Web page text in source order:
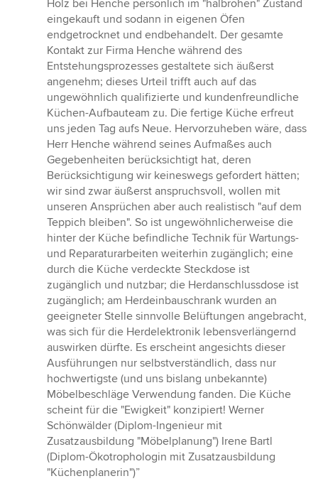
Holz bei Henche persönlich im "halbrohen" Zustand
eingekauft und sodann in eigenen Öfen
endgetrocknet und endbehandelt. Der gesamte
Kontakt zur Firma Henche während des
Entstehungsprozesses gestaltete sich äußerst
angenehm; dieses Urteil trifft auch auf das
ungewöhnlich qualifizierte und kundenfreundliche
Küchen-Aufbauteam zu. Die fertige Küche erfreut
uns jeden Tag aufs Neue. Hervorzuheben wäre, dass
Herr Henche während seines Aufmaßes auch
Gegebenheiten berücksichtigt hat, deren
Berücksichtigung wir keineswegs gefordert hätten;
wir sind zwar äußerst anspruchsvoll, wollen mit
unseren Ansprüchen aber auch realistisch "auf dem
Teppich bleiben". So ist ungewöhnlicherweise die
hinter der Küche befindliche Technik für Wartungs-
und Reparaturarbeiten weiterhin zugänglich; eine
durch die Küche verdeckte Steckdose ist
zugänglich und nutzbar; die Herdanschlussdose ist
zugänglich; am Herdeinbauschrank wurden an
geeigneter Stelle sinnvolle Belüftungen angebracht,
was sich für die Herdelektronik lebensverlängernd
auswirken dürfte. Es erscheint angesichts dieser
Ausführungen nur selbstverständlich, dass nur
hochwertigste (und uns bislang unbekannte)
Möbelbeschläge Verwendung fanden. Die Küche
scheint für die "Ewigkeit" konzipiert! Werner
Schönwälder (Diplom-Ingenieur mit
Zusatzausbildung "Möbelplanung") Irene Bartl
(Diplom-Ökotrophologin mit Zusatzausbildung
"Küchenplanerin")”